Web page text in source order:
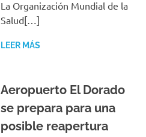
La Organización Mundial de la
Salud[…]
LEER MÁS
Aeropuerto El Dorado
se prepara para una
posible reapertura